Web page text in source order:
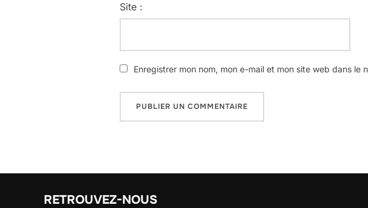
Site :
Enregistrer mon nom, mon e-mail et mon site web dans le
RETROUVEZ-NOUS